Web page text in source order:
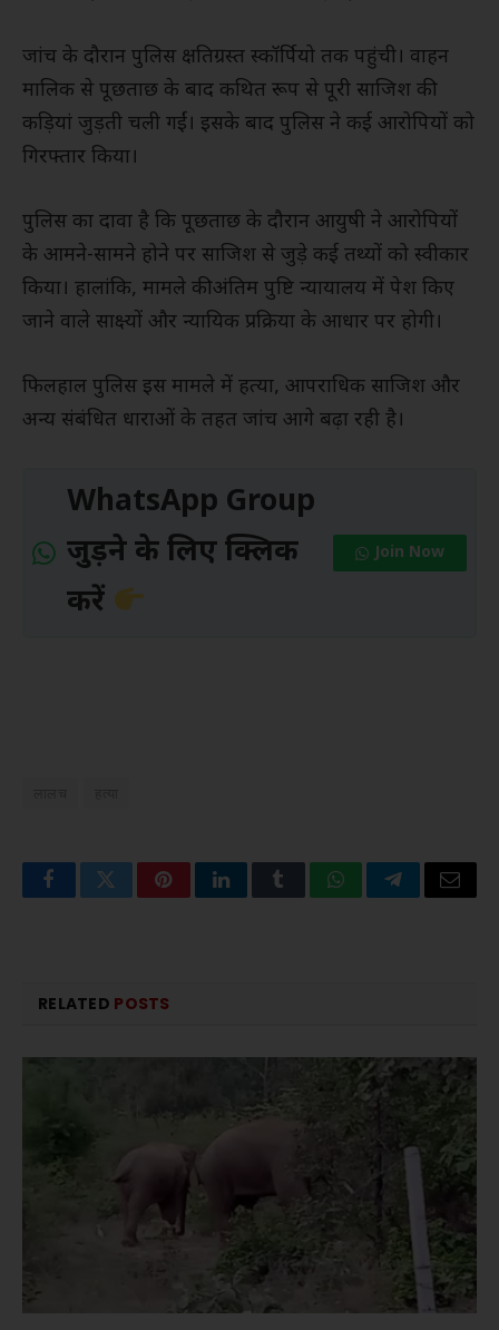
जांच के दौरान पुलिस क्षतिग्रस्त स्कॉर्पियो तक पहुंची। वाहन
मालिक से पूछताछ के बाद कथित रूप से पूरी साजिश की
कड़ियां जुड़ती चली गईं। इसके बाद पुलिस ने कई आरोपियों को
गिरफ्तार किया।
पुलिस का दावा है कि पूछताछ के दौरान आयुषी ने आरोपियों
के आमने-सामने होने पर साजिश से जुड़े कई तथ्यों को स्वीकार
किया। हालांकि, मामले की अंतिम पुष्टि न्यायालय में पेश किए
जाने वाले साक्ष्यों और न्यायिक प्रक्रिया के आधार पर होगी।
फिलहाल पुलिस इस मामले में हत्या, आपराधिक साजिश और
अन्य संबंधित धाराओं के तहत जांच आगे बढ़ा रही है।
WhatsApp Group
जुड़ने के लिए क्लिक
करें
Join Now
FacebookTwitterPinterestLinkedInTumblrWhatsAppTelegramEmail
RELATED POSTS